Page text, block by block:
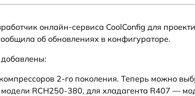
онлайн-сервиса CoolConfig для
об обновлениях в конфигураторе.
2-го поколения. Теперь можно
RCH250-380, для хладагента R407 —